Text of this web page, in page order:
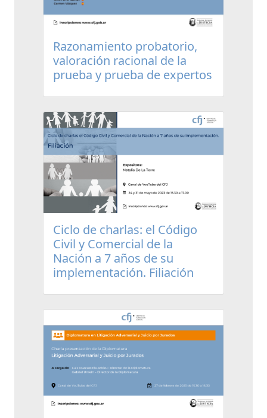
Razonamiento probatorio,
valoración racional de la
prueba y prueba de expertos
Ciclo de charlas: el Código
Civil y Comercial de la
Nación a 7 años de su
implementación. Filiación